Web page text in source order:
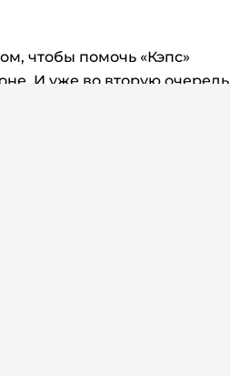
чтобы помочь «Кэпс»
И уже во вторую очередь